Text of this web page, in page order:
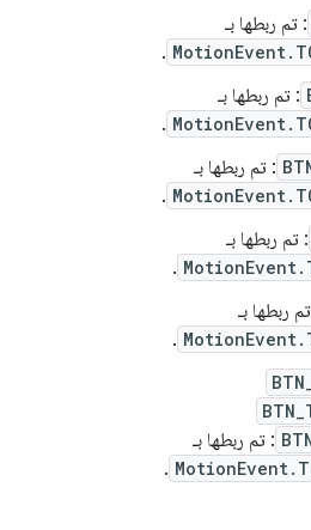
: تم ربطها بـ
.
: تم ربطها بـ
.
: تم ربطها بـ
.
: تم ربطها بـ
.
ربطها بـ
.
: تم ربطها بـ
.